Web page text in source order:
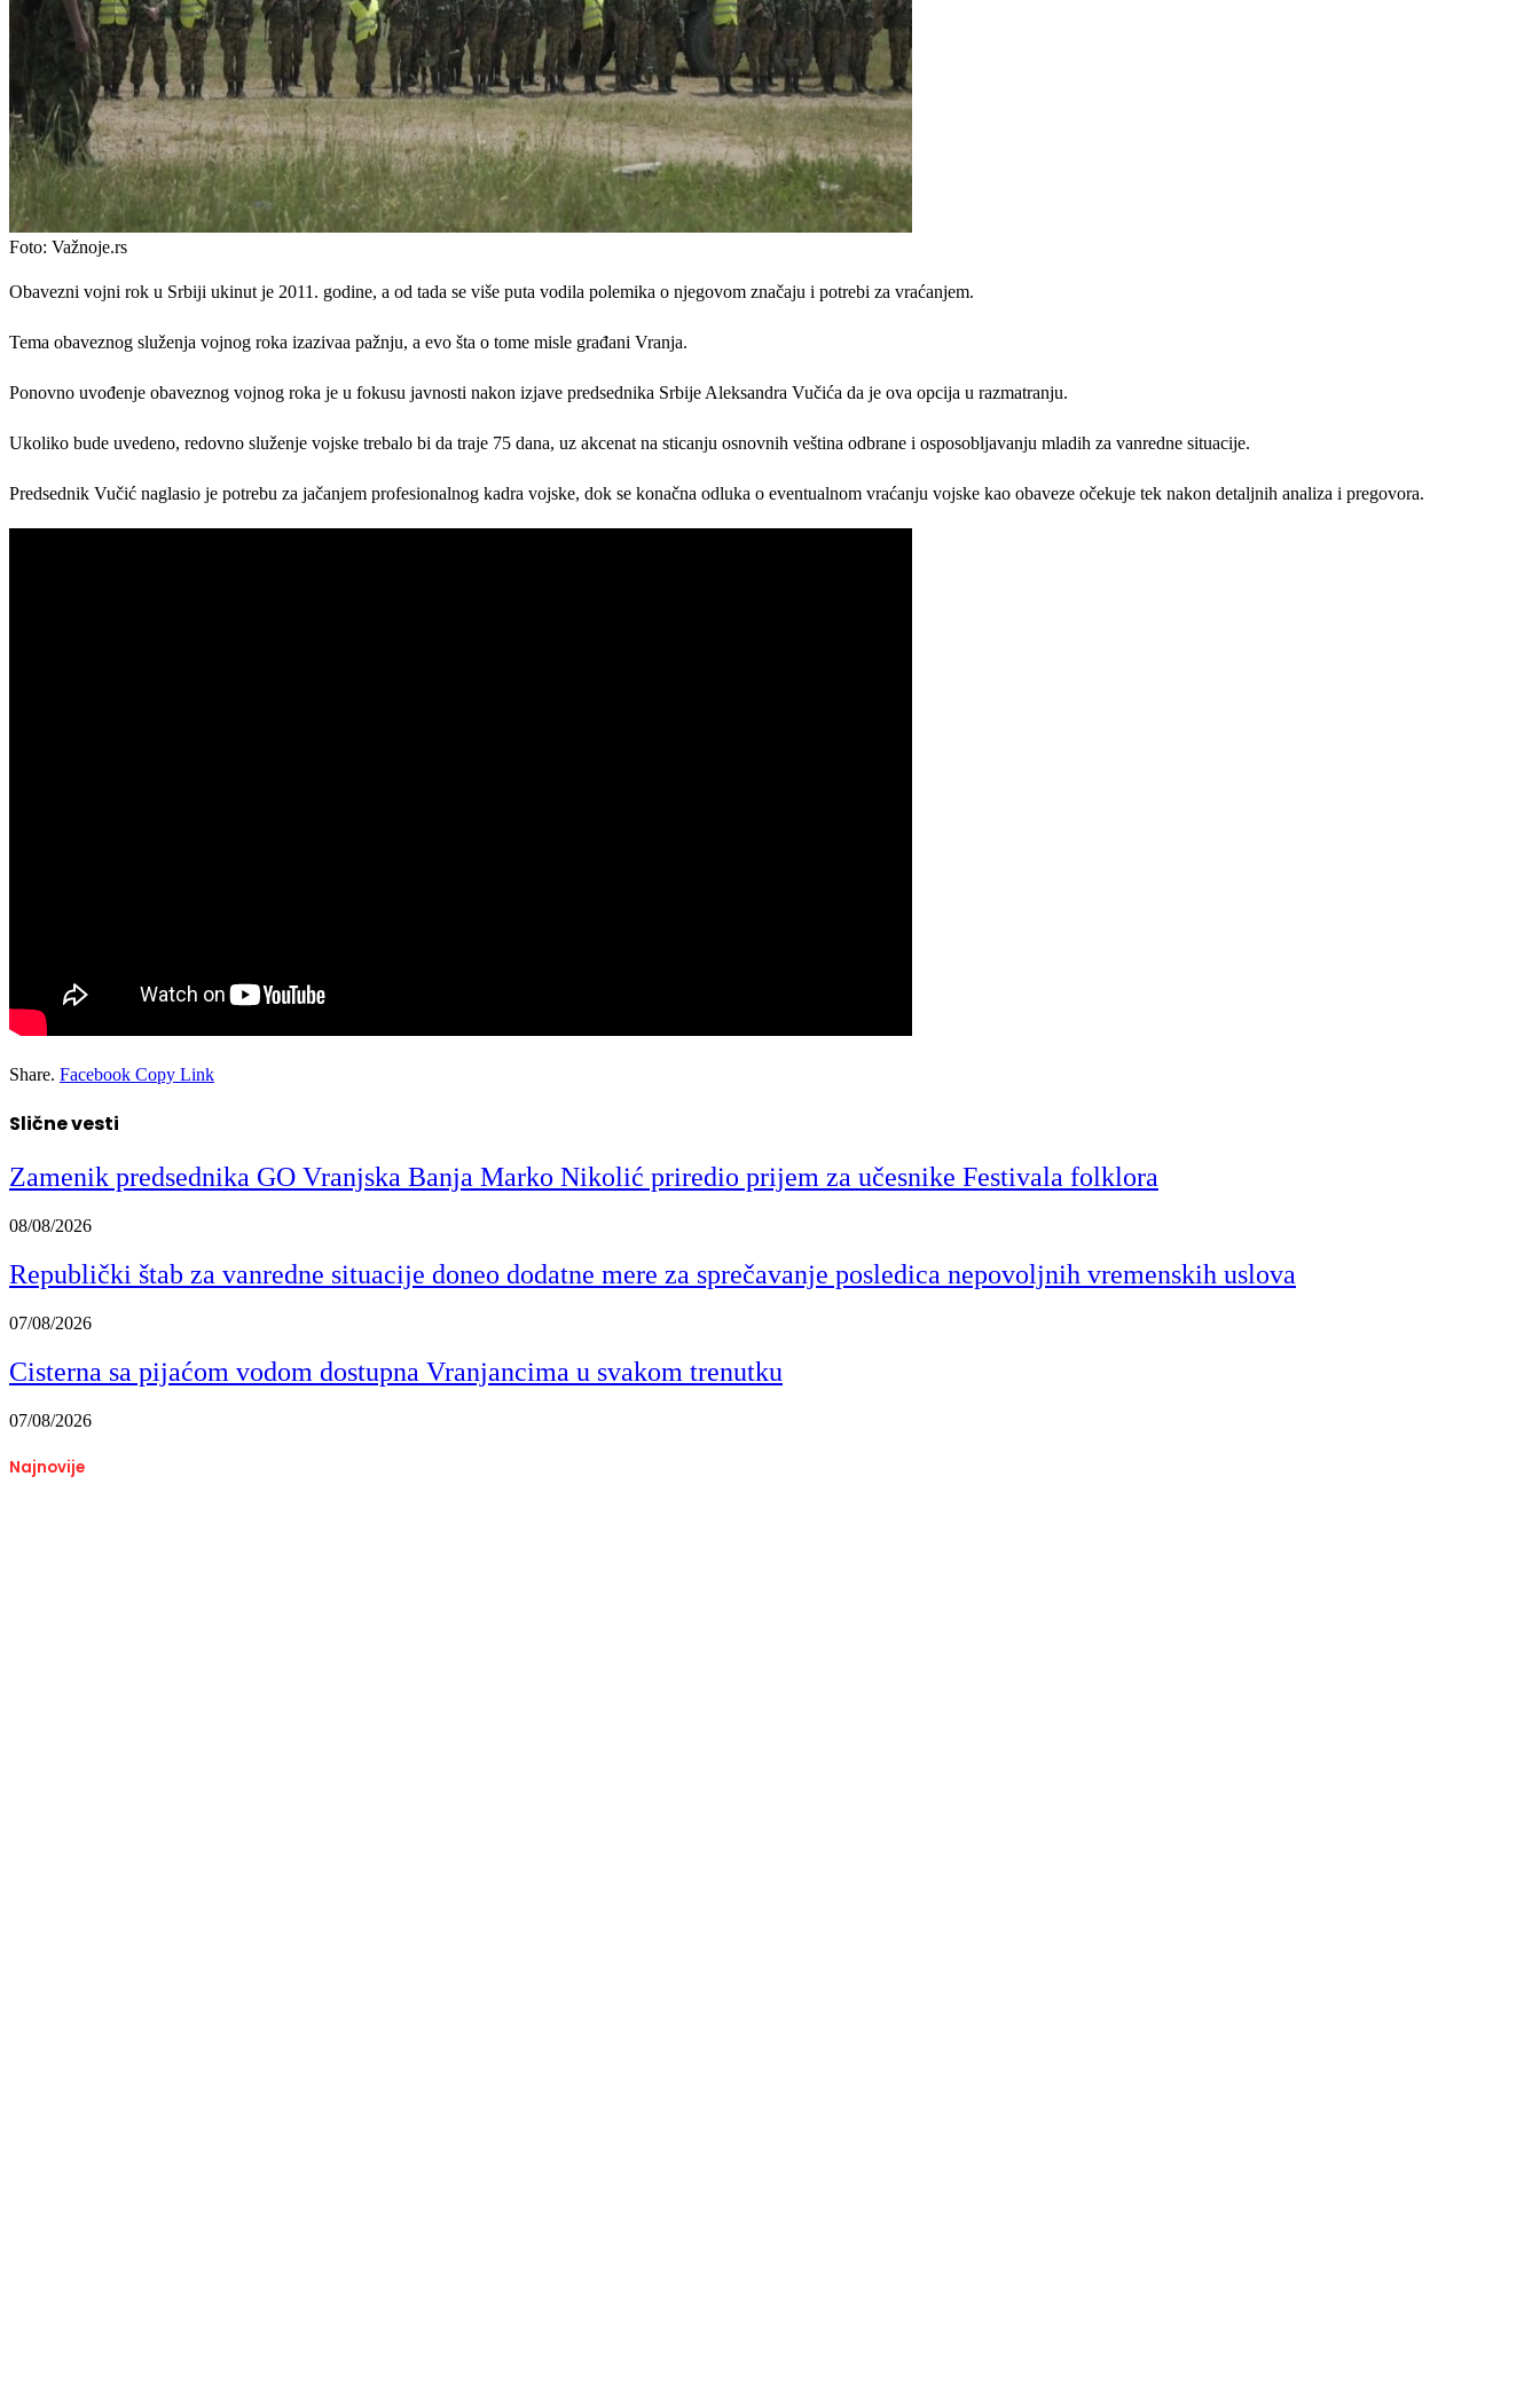
Foto: Važnoje.rs
Obavezni vojni rok u Srbiji ukinut je 2011. godine, a od tada se više puta vodila polemika o njegovom značaju i potrebi za vraćanjem.
Tema obaveznog služenja vojnog roka izazivaa pažnju, a evo šta o tome misle građani Vranja.
Ponovno uvođenje obaveznog vojnog roka je u fokusu javnosti nakon izjave predsednika Srbije Aleksandra Vučića da je ova opcija u razmatranju.
Ukoliko bude uvedeno, redovno služenje vojske trebalo bi da traje 75 dana, uz akcenat na sticanju osnovnih veština odbrane i osposobljavanju mladih za vanredne situacije.
Predsednik Vučić naglasio je potrebu za jačanjem profesionalnog kadra vojske, dok se konačna odluka o eventualnom vraćanju vojske kao obaveze očekuje tek nakon detaljnih analiza i pregovora.
Share. Facebook Copy Link
Slične vesti
Zamenik predsednika GO Vranjska Banja Marko Nikolić priredio prijem za učesnike Festivala folklora
08/08/2026
Republički štab za vanredne situacije doneo dodatne mere za sprečavanje posledica nepovoljnih vremenskih uslova
07/08/2026
Cisterna sa pijaćom vodom dostupna Vranjancima u svakom trenutku
07/08/2026
Najnovije